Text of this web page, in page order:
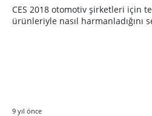
CES 2018 otomotiv şirketleri için
ürünleriyle nasıl harmanladığını
9 yıl önce